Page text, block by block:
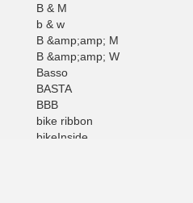
B & M
b & w
B &amp;amp; M
B &amp;amp; W
Basso
BASTA
BBB
bike ribbon
bikeInside